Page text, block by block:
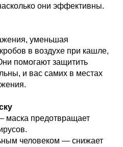
они эффективны.
уменьшая
в воздухе при кашле,
помогают защитить
и вас самих в местах
маска предотвращает
человеком — снижает